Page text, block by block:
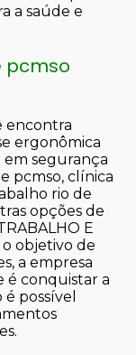
a saúde e
pcmso
encontra
ergonômica
segurança
pcmso, clínica
rio de
opções de
E
o objetivo de
a empresa
é conquistar a
possível